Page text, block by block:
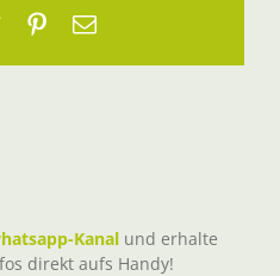
TwitterPinterest
E-
Kanal und erhalte
direkt aufs Handy!